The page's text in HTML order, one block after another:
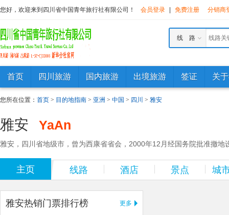
您好，欢迎来到四川省中国青年旅行社有限公司！ 会员登录 免费注册 分销商
线 路
首页 四川旅游 国内旅游 出境旅游 签证 关
您所在位置： 首页 > 目的地指南 > 亚洲 > 中国 > 四川 > 雅安
雅安 YaAn
雅安，四川省地级市，曾为西康省省会，2000年12月经国务院批准撤
主页 线路 酒店 景点 城
更多
雅安热销门票排行榜